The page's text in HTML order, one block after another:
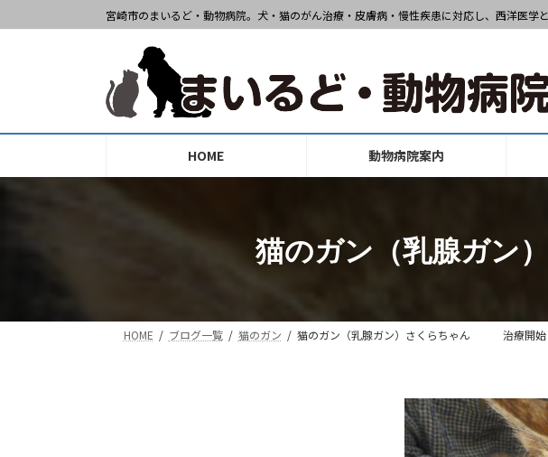
ン
ス
ッ
ビ
ン
移
宮崎市のまいるど・動物病院。犬・猫のがん治療・皮膚病・慢性疾患に対応し、西洋医学
HOME 動物病院案内
猫のガン（乳腺ガ
HOME ブログ一覧 猫のガン 猫のガン（乳腺ガン）さくらちゃん 治療開